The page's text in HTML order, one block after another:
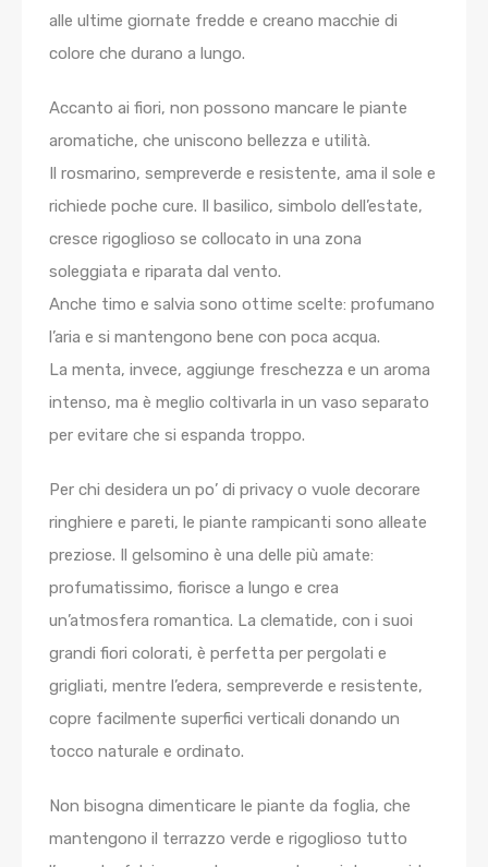
alle ultime giornate fredde e creano macchie di
colore che durano a lungo.
Accanto ai fiori, non possono mancare le piante
aromatiche, che uniscono bellezza e utilità.
Il rosmarino, sempreverde e resistente, ama il sole e
richiede poche cure. Il basilico, simbolo dell’estate,
cresce rigoglioso se collocato in una zona
soleggiata e riparata dal vento.
Anche timo e salvia sono ottime scelte: profumano
l’aria e si mantengono bene con poca acqua.
La menta, invece, aggiunge freschezza e un aroma
intenso, ma è meglio coltivarla in un vaso separato
per evitare che si espanda troppo.
Per chi desidera un po’ di privacy o vuole decorare
ringhiere e pareti, le piante rampicanti sono alleate
preziose. Il gelsomino è una delle più amate:
profumatissimo, fiorisce a lungo e crea
un’atmosfera romantica. La clematide, con i suoi
grandi fiori colorati, è perfetta per pergolati e
grigliati, mentre l’edera, sempreverde e resistente,
copre facilmente superfici verticali donando un
tocco naturale e ordinato.
Non bisogna dimenticare le piante da foglia, che
mantengono il terrazzo verde e rigoglioso tutto